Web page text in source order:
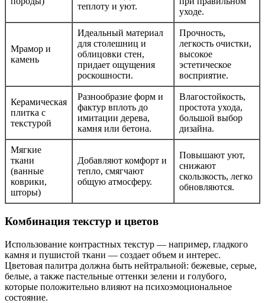
теплоту и уют.
уходе.
Мрамор и
камень
Идеальный материал
для столешниц и
облицовки стен,
придает ощущения
роскошности.
Прочность,
легкость очистки,
высокое
эстетическое
восприятие.
Керамическая
плитка с
текстурой
Разнообразие форм и
фактур вплоть до
имитации дерева,
камня или бетона.
Влагостойкость,
простота ухода,
большой выбор
дизайна.
Мягкие
ткани
(ванные
коврики,
шторы)
Добавляют комфорт и
тепло, смягчают
общую атмосферу.
Повышают уют,
снижают
скользкость, легко
обновляются.
Комбинация текстур и цветов
Использование контрастных текстур — например, гладкого
камня и пушистой ткани — создает объем и интерес.
Цветовая палитра должна быть нейтральной: бежевые, серые,
белые, а также пастельные оттенки зелени и голубого,
которые положительно влияют на психоэмоциональное
состояние.